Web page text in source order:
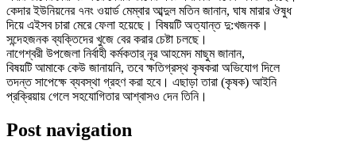
কেদার ইউনিয়নের ৭নং ওয়ার্ড মেম্বার আব্দুল মতিন জানান, ঘাষ মারার ঔষুধ
দিয়ে এইসব চারা মেরে ফেলা হয়েছে। বিষয়টি অত্যান্ত দু:খজনক।
সন্দেহজনক ব্যক্তিদের খুজে বের করার চেষ্টা চলছে।
নাগেশ্বরী উপজেলা নির্বাহী কর্মকতার্ নূর আহমেদ মাছুম জানান,
বিষয়টি আমাকে কেউ জানায়নি, তবে ক্ষতিগ্রস্থ কৃষকরা অভিযোগ দিলে
তদন্ত সাপেক্ষে ব্যবস্থা গ্রহণ করা হবে। এছাড়া তারা (কৃষক) আইনি
প্রক্রিয়ায় গেলে সহযোগিতার আশ্বাসও দেন তিনি।
Post navigation